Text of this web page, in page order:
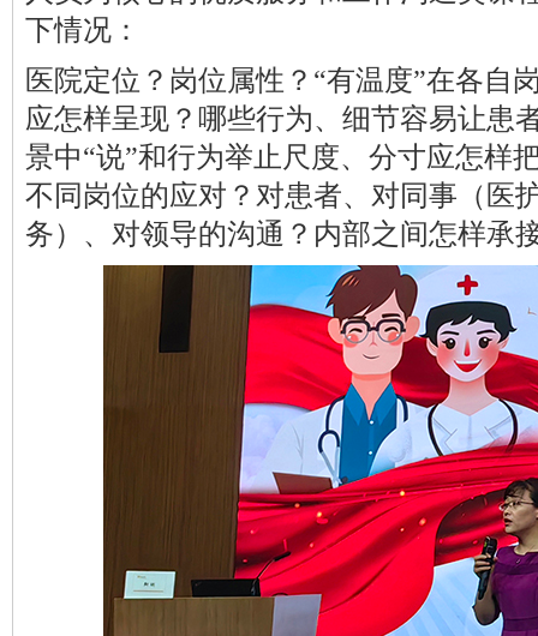
下情况：
医院定位？岗位属性？ “有温度”在各自
应怎样呈现？哪些行为、细节容易让患
景中“说”和行为举止尺度、分寸应怎样
不同岗位的应对？对患者、对同事（医
务）、对领导的沟通？内部之间怎样